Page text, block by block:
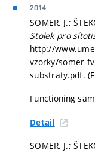
2014
SOMER, J.;
Stolek pro
http://
vzorky/somer-
substraty.pdf.
Functioning
Detail
SOMER, J.;